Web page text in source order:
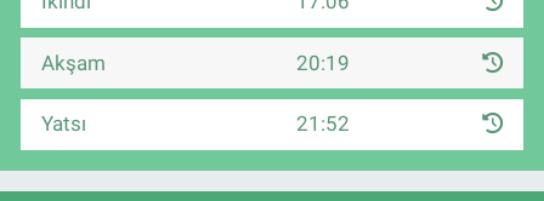
Akşam 20:19
Yatsı 21:52